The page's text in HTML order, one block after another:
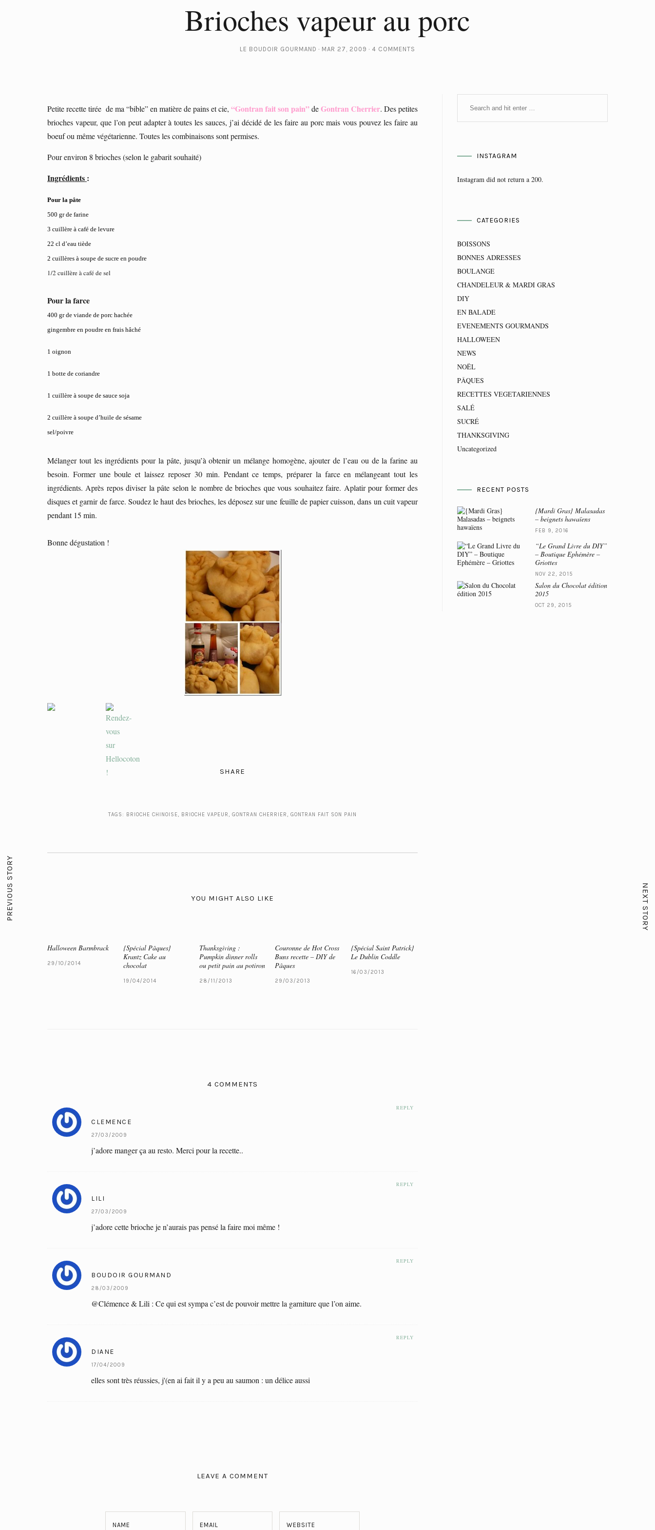
PREVIOUS STORY NEXT STORY
Brioches vapeur au porc
LE BOUDOIR GOURMAND MAR 27, 2009 4 COMMENTS
Petite recette tirée de ma “bible” en matière de pains et cie, “Gontran fait son pain”deGontran Cherrier. Des petites
brioches vapeur, que l’on peut adapter à toutes les sauces, j’ai décidé de les faire au porc mais vous pouvez les faire au
boeuf ou même végétarienne. Toutes les combinaisons sont permises.
Pour environ 8 brioches (selon le gabarit souhaité)
Ingrédients :
Pour la pâte
500 gr de farine
3 cuillère à café de levure
22 cl d’eau tiède
2 cuillères à soupe de sucre en poudre
1/2 cuillère à café de sel
Pour la farce
400 gr de viande de porc hachée
gingembre en poudre en frais hâché
1 oignon
1 botte de coriandre
1 cuillère à soupe de sauce soja
2 cuillère à soupe d’huile de sésame
sel/poivre
Mélanger tout les ingrédients pour la pâte, jusqu’à obtenir un mélange homogène, ajouter de l’eau ou de la farine au
besoin. Former une boule et laissez reposer 30 min. Pendant ce temps, préparer la farce en mélangeant tout les
ingrédients. Après repos diviser la pâte selon le nombre de brioches que vous souhaitez faire. Aplatir pour former des
disques et garnir de farce. Soudez le haut des brioches, les déposez sur une feuille de papier cuisson, dans un cuit vapeur
pendant 15 min.
Bonne dégustation !
SHARE
TAGS: BRIOCHE CHINOISE, BRIOCHE VAPEUR, GONTRAN CHERRIER, GONTRAN FAIT SON PAIN
YOU MIGHT ALSO LIKE
Halloween Barmbrack
29/10/2014
{Spécial Pâques}
Krantz Cake au
chocolat
19/04/2014
Thanksgiving :
Pumpkin dinner rolls
ou petit pain au potiron
28/11/2013
Couronne de Hot Cross
Buns recette – DIY de
Pâques
29/03/2013
{Spécial Saint Patrick}
Le Dublin Coddle
16/03/2013
4 COMMENTS
REPLY
CLEMENCE
27/03/2009
j’adore manger ça au resto. Merci pour la recette..
REPLY
LILI
27/03/2009
j’adore cette brioche je n’aurais pas pensé la faire moi même !
REPLY
BOUDOIR GOURMAND
28/03/2009
@Clémence & Lili : Ce qui est sympa c’est de pouvoir mettre la garniture que l’on aime.
REPLY
DIANE
17/04/2009
elles sont très réussies, j'(en ai fait il y a peu au saumon : un délice aussi
LEAVE A COMMENT
NAME EMAIL WEBSITE
INSTAGRAM
Instagram did not return a 200.
CATEGORIES
BOISSONS
BONNES ADRESSES
BOULANGE
CHANDELEUR & MARDI GRAS
DIY
EN BALADE
EVENEMENTS GOURMANDS
HALLOWEEN
NEWS
NOËL
PÂQUES
RECETTES VEGETARIENNES
SALÉ
SUCRÉ
THANKSGIVING
Uncategorized
RECENT POSTS
{Mardi Gras} Malasadas
– beignets hawaïens
FEB 9, 2016
“Le Grand Livre du DIY”
– Boutique Ephémère –
Griottes
NOV 22, 2015
Salon du Chocolat édition
2015
OCT 29, 2015